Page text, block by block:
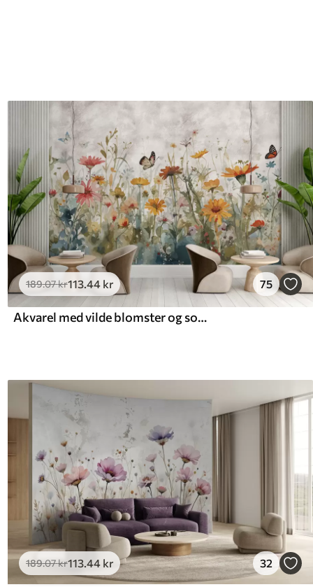
189.07kr113.44 kr 75
Akvarel med vilde blomster og sommerfugle
189.07kr113.44 kr 32